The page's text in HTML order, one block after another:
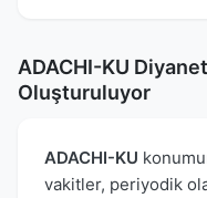
ADACHI-KU
Oluşturuluyor
ADACHI-KU
vakitler, periyodik